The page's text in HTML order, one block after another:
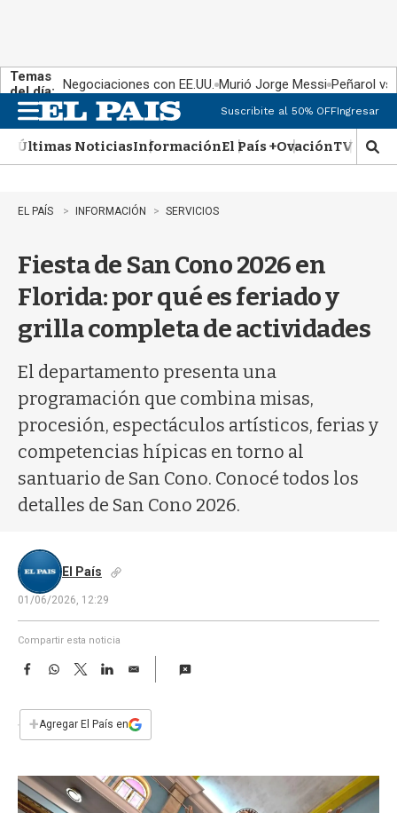
Temas
del día: Negociaciones con EE.UU. Murió Jorge Messi Peñarol
n
u
Suscribite al 50% OFFIngresar
Últimas NoticiasInformaciónEl País +OvaciónTV Show
M
o
EL PAÍS INFORMACIÓN SERVICIOS
Fiesta de San Cono 2026 en
Florida: por qué es feriado y
grilla completa de actividades
El departamento presenta una
programación que combina misas,
procesión, espectáculos artísticos, ferias y
competencias hípicas en torno al
santuario de San Cono. Conocé todos los
detalles de San Cono 2026.
El País
01/06/2026, 12:29
Compartir esta noticia
F
e
b
k
W
s
T
w
t
L
n
E
i
l
+Agregar El País en